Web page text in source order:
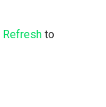
Refresh to